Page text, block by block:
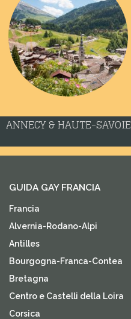
ANNECY & HAUTE-SAVOIE
GUIDA GAY FRANCIA
Francia
Alvernia-Rodano-Alpi
Antilles
Bourgogna-Franca-Contea
Bretagna
Centro e Castelli della Loira
Corsica